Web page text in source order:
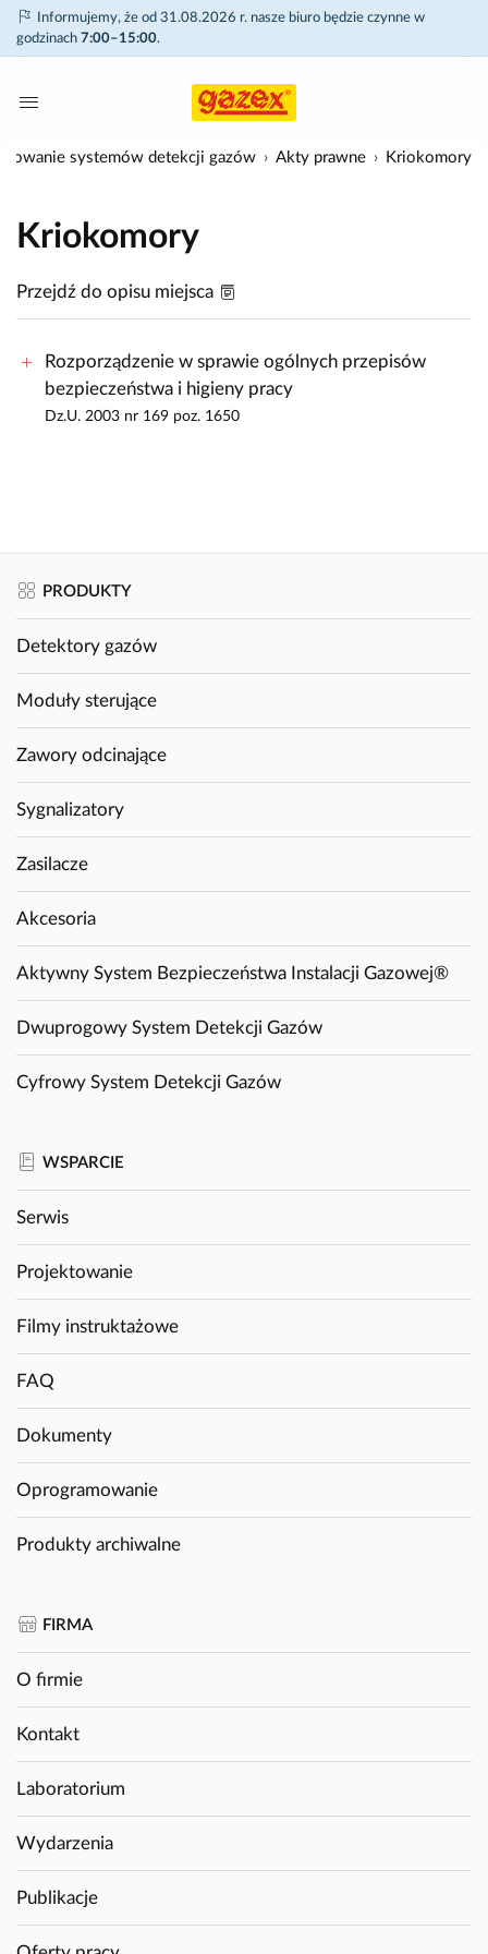
Informujemy, że od 31.08.2026 r. nasze biuro będzie czynne w
godzinach 7:00–15:00.
systemów detekcji gazów Akty prawne Kriokomory
Kriokomory
Przejdź do opisu miejsca
Rozporządzenie w sprawie ogólnych przepisów
bezpieczeństwa i higieny pracy
Dz.U. 2003 nr 169 poz. 1650
PRODUKTY
Detektory gazów
Moduły sterujące
Zawory odcinające
Sygnalizatory
Zasilacze
Akcesoria
Aktywny System Bezpieczeństwa Instalacji Gazowej®
Dwuprogowy System Detekcji Gazów
Cyfrowy System Detekcji Gazów
WSPARCIE
Serwis
Projektowanie
Filmy instruktażowe
FAQ
Dokumenty
Oprogramowanie
Produkty archiwalne
FIRMA
O firmie
Kontakt
Laboratorium
Wydarzenia
Publikacje